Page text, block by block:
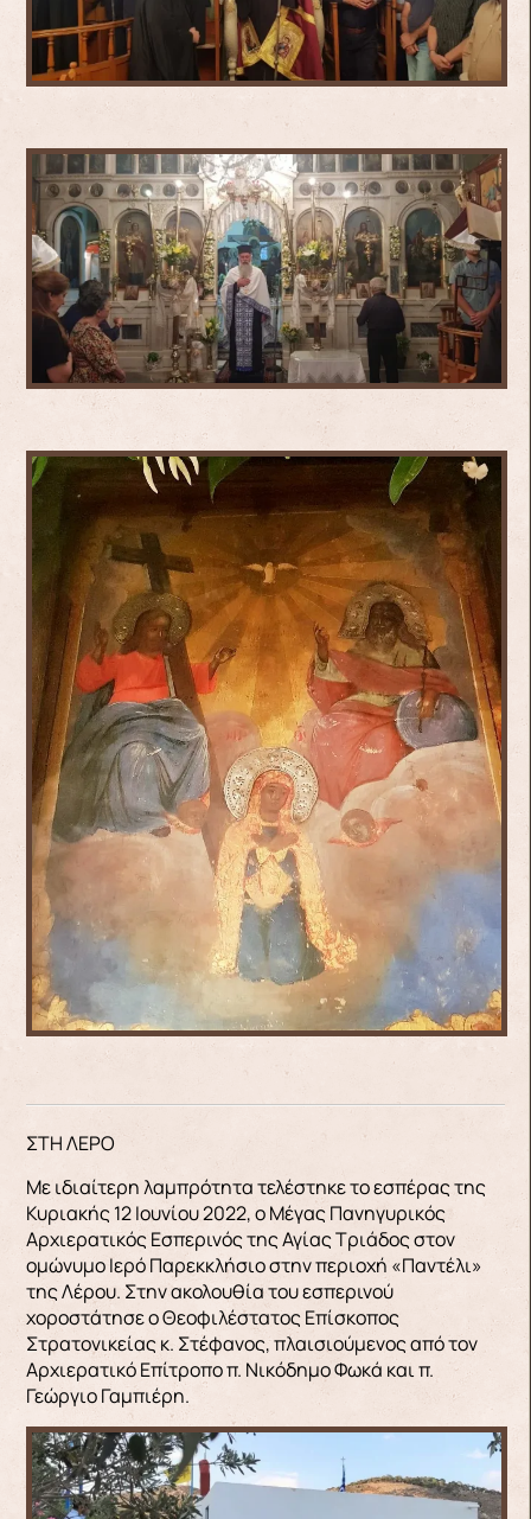
ΣΤΗ ΛΕΡΟ
Με ιδιαίτερη λαμπρότητα τελέστηκε το εσπέρας της
Κυριακής 12 Ιουνίου 2022, ο Μέγας Πανηγυρικός
Αρχιερατικός Εσπερινός της Αγίας Τριάδος στον
ομώνυμο Ιερό Παρεκκλήσιο στην περιοχή «Παντέλι»
της Λέρου. Στην ακολουθία του εσπερινού
χοροστάτησε ο Θεοφιλέστατος Επίσκοπος
Στρατονικείας κ. Στέφανος, πλαισιούμενος από τον
Αρχιερατικό Επίτροπο π. Νικόδημο Φωκά και π.
Γεώργιο Γαμπιέρη.